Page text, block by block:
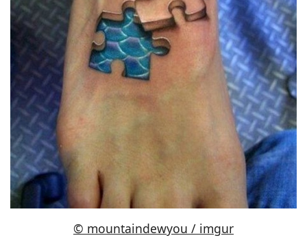
© mountaindewyou / imgur